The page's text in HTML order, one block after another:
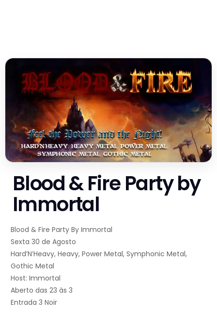
Blood & Fire Party by
Immortal
Blood & Fire Party By Immortal
Sexta 30 de Agosto
Hard’N’Heavy, Heavy, Power Metal, Symphonic Metal,
Gothic Metal
Host: Immortal
Aberto das 23 às 3
Entrada 3 Noir